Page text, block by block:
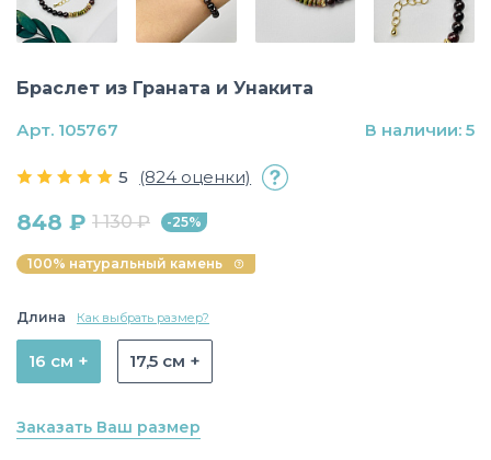
Браслет из Граната и Унакита
5 (824 оценки)
848 ₽ 1 130 ₽ -25%
100% натуральный камень
Длина Как выбрать размер?
16 см + 17,5 см +
Заказать Ваш размер
Арт. 105767 В наличии: 5